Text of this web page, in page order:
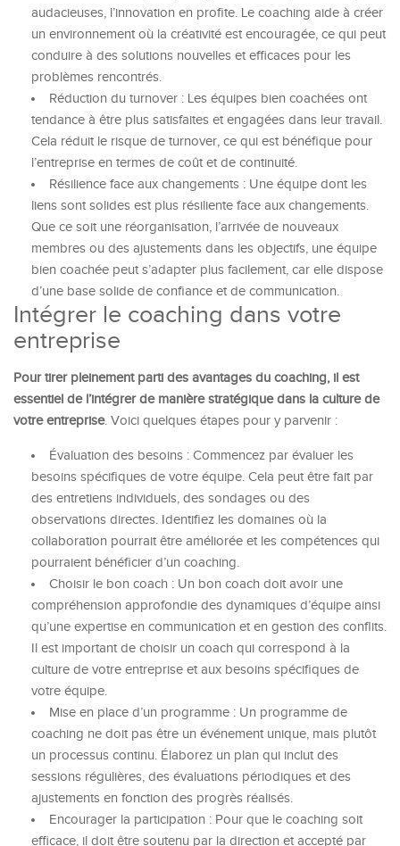
audacieuses, l’innovation en profite. Le coaching aide à créer
un environnement où la créativité est encouragée, ce qui peut
conduire à des solutions nouvelles et efficaces pour les
problèmes rencontrés.
Réduction du turnover : Les équipes bien coachées ont
tendance à être plus satisfaites et engagées dans leur travail.
Cela réduit le risque de turnover, ce qui est bénéfique pour
l’entreprise en termes de coût et de continuité.
Résilience face aux changements : Une équipe dont les
liens sont solides est plus résiliente face aux changements.
Que ce soit une réorganisation, l’arrivée de nouveaux
membres ou des ajustements dans les objectifs, une équipe
bien coachée peut s’adapter plus facilement, car elle dispose
d’une base solide de confiance et de communication.
Intégrer le coaching dans votre
entreprise
Pour tirer pleinement parti des avantages du coaching, il est
essentiel de l’intégrer de manière stratégique dans la culture de
votre entreprise. Voici quelques étapes pour y parvenir :
Évaluation des besoins : Commencez par évaluer les
besoins spécifiques de votre équipe. Cela peut être fait par
des entretiens individuels, des sondages ou des
observations directes. Identifiez les domaines où la
collaboration pourrait être améliorée et les compétences qui
pourraient bénéficier d’un coaching.
Choisir le bon coach : Un bon coach doit avoir une
compréhension approfondie des dynamiques d’équipe ainsi
qu’une expertise en communication et en gestion des conflits.
Il est important de choisir un coach qui correspond à la
culture de votre entreprise et aux besoins spécifiques de
votre équipe.
Mise en place d’un programme : Un programme de
coaching ne doit pas être un événement unique, mais plutôt
un processus continu. Élaborez un plan qui inclut des
sessions régulières, des évaluations périodiques et des
ajustements en fonction des progrès réalisés.
Encourager la participation : Pour que le coaching soit
efficace, il doit être soutenu par la direction et accepté par